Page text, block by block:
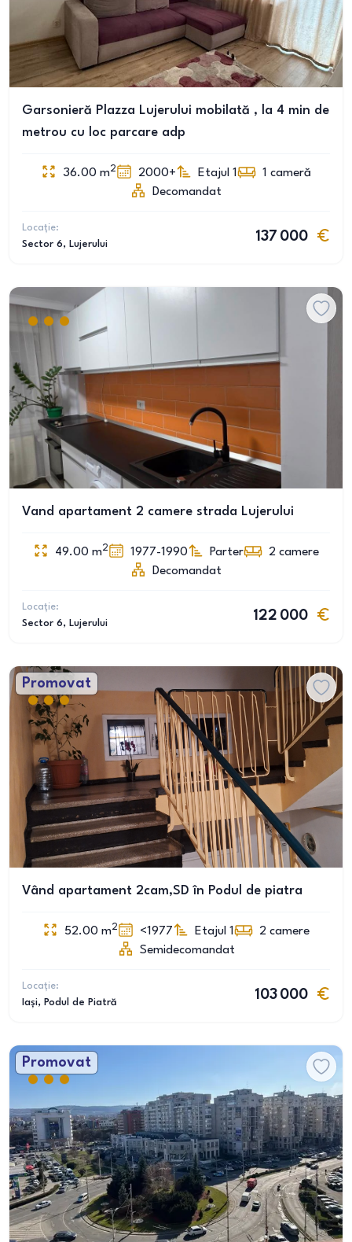
Garsonieră Plazza Lujerului mobilată , la 4 min de
metrou cu loc parcare adp
36.00 m2 2000+ Etajul 1 1 cameră
Decomandat
Locație:
Sector 6, Lujerului
137 000
Vand apartament 2 camere strada Lujerului
49.00 m2 1977-1990 Parter 2 camere
Decomandat
Locație:
Sector 6, Lujerului
122 000
Promovat
Vând apartament 2cam,SD în Podul de piatra
52.00 m2 <1977 Etajul 1 2 camere
Semidecomandat
Locație:
Iași, Podul de Piatră
103 000
Promovat